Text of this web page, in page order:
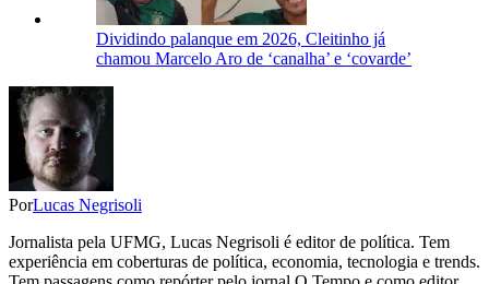
Dividindo palanque em 2026, Cleitinho já
chamou Marcelo Aro de ‘canalha’ e ‘covarde’
PorLucas Negrisoli
Jornalista pela UFMG, Lucas Negrisoli é editor de política. Tem
experiência em coberturas de política, economia, tecnologia e trends.